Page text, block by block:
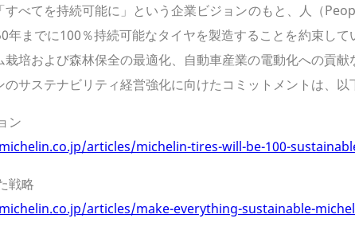
すべてを持続可能に」という企業ビジョンのもと、人（
年までに100％持続可能なタイヤを製造することを約束し
栽培および森林保全の最適化、自動車産業の電動化への貢
サステナビリティ経営強化に向けたコミットメントは、以
ン
articles/michelin-tires-will-be-100-
戦略
articles/make-everything-sustainable-